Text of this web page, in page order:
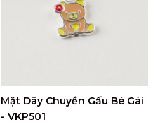
Mặt Dây Chuyền Gấu Bé Gái
- VKP501